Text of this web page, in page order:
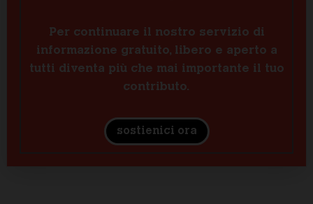
Per continuare il nostro servizio di
informazione gratuito, libero e aperto a
tutti diventa più che mai importante il tuo
contributo.
sostienici ora